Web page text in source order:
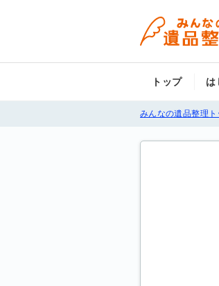
トップ は
みんなの遺品整理ト